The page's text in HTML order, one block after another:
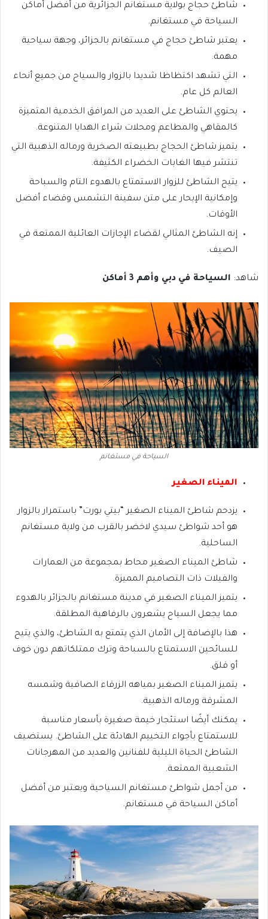
شاطئ حجاج بولاية مستغانم الجزائرية من أفضل أماكن
السياحة في مستغانم.
يعتبر شاطئ حجاج في مستغانم بالجزائر، وجهة سياحية
مهمة.
التي تشهد اكتظاظا شديدا بالزوار والسياح من جميع أنحاء
العالم كل عام.
يحتوي الشاطئ على العديد من المرافق الخدمية المتميزة
كالمقاهي والمطاعم ومحلات شراء الهدايا المتنوعة.
يتميز شاطئ الحجاج بطبيعته الصخرية ورماله الذهبية التي
تنتشر فيها الغابات الخضراء الكثيفة.
يتيح الشاطئ للزوار الاستمتاع بالهدوء التام والسباحة
وإمكانية الإبحار على متن سفينة التشمس وقضاء أفضل
الأوقات.
إنه الشاطئ المثالي لقضاء الإجازات العائلية الممتعة في
الصيف.
شاهد: السياحة في دبي وأهم 3 أماكن
السياحة في مستغانم
الميناء الصغير
يزدحم شاطئ الميناء الصغير “بيتي بورت” باستمرار بالزوار
هو أحد شواطئ سيدي لاخضر بالقرب من ولاية مستغانم
الساحلية.
شاطئ الميناء الصغير محاط بمجموعة من العمارات
والفيلات ذات التصاميم المميزة.
يتميز الميناء الصغير في مدينة مستغانم بالجزائر بالهدوء
مما يجعل السياح يشعرون بالرفاهية المطلقة.
هذا بالإضافة إلى الأمان الذي يتمتع به الشاطئ، والذي يتيح
للسائحين الاستمتاع بالسباحة وترك ممتلكاتهم دون خوف
أو قلق.
يتميز الميناء الصغير بمياهه الزرقاء الصافية وشمسه
المشرقة ورماله الذهبية.
يمكنك أيضًا استئجار خيمة صغيرة بأسعار مناسبة
للاستمتاع بأجواء التخييم الهادئة على الشاطئ. يستضيف
الشاطئ الحياة الليلية للفنانين والعديد من المهرجانات
الشعبية الممتعة.
من أجمل شواطئ مستغانم السياحية ويعتبر من أفضل
أماكن السياحة في مستغانم.